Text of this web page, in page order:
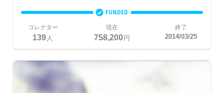
FUNDED
コレクター
139 人
現在
758,200円
終了
2014/03/25